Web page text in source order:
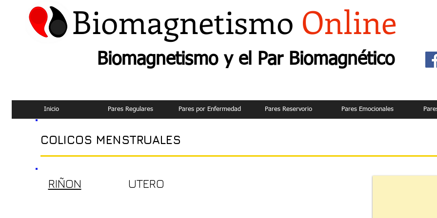
Biomagnetismo Online
Biomagnetismo y el Par Biomagnético
Inicio Pares Regulares Pares por Enfermedad Pares Reservorio Pares Emocionales
COLICOS MENSTRUALES
RIÑON UTERO